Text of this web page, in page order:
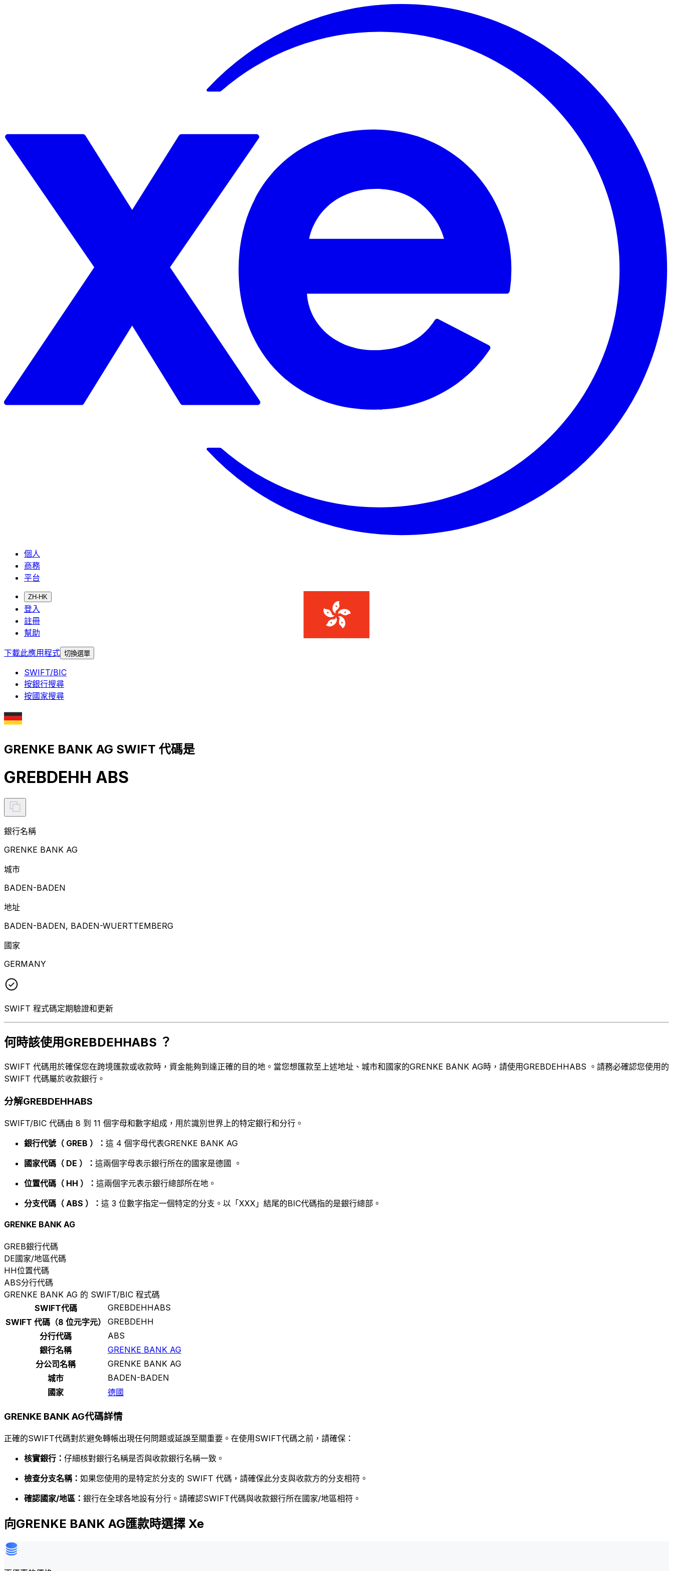
個人
商務
平台
ZH-HK
登入
註冊
幫助
下載此應用程式 切換選單
SWIFT/BIC
按銀行搜尋
按國家搜尋
GRENKE BANK AG SWIFT 代碼是
GREBDEHH ABS
銀行名稱
GRENKE BANK AG
城市
BADEN-BADEN
地址
BADEN-BADEN, BADEN-WUERTTEMBERG
國家
GERMANY
SWIFT 程式碼定期驗證和更新
何時該使用GREBDEHHABS ？
SWIFT 代碼用於確保您在跨境匯款或收款時，資金能夠到達正確的目的地。當您想匯款至上述地址、城市和國家的GRENKE BANK AG時，請使用GREBDEHHABS 。請務必確認您使用的
SWIFT 代碼屬於收款銀行。
分解GREBDEHHABS
SWIFT/BIC 代碼由 8 到 11 個字母和數字組成，用於識別世界上的特定銀行和分行。
銀行代號（ GREB ）： 這 4 個字母代表GRENKE BANK AG
國家代碼（ DE ）： 這兩個字母表示銀行所在的國家是德國 。
位置代碼（ HH ）： 這兩個字元表示銀行總部所在地。
分支代碼（ ABS ）： 這 3 位數字指定一個特定的分支。以「XXX」結尾的BIC代碼指的是銀行總部。
GRENKE BANK AG
GREB銀行代碼
DE國家/地區代碼
HH位置代碼
ABS分行代碼
GRENKE BANK AG 的 SWIFT/BIC 程式碼
SWIFT代碼
GREBDEHHABS
SWIFT 代碼（8 位元字元）
GREBDEHH
分行代碼
ABS
銀行名稱
GRENKE BANK AG
分公司名稱
GRENKE BANK AG
城市
BADEN-BADEN
國家
德國
GRENKE BANK AG代碼詳情
正確的SWIFT代碼對於避免轉帳出現任何問題或延誤至關重要。在使用SWIFT代碼之前，請確保：
核實銀行： 仔細核對銀行名稱是否與收款銀行名稱一致。
檢查分支名稱： 如果您使用的是特定於分支的 SWIFT 代碼，請確保此分支與收款方的分支相符。
確認國家/地區： 銀行在全球各地設有分行。請確認SWIFT代碼與收款銀行所在國家/地區相符。
向GRENKE BANK AG匯款時選擇 Xe